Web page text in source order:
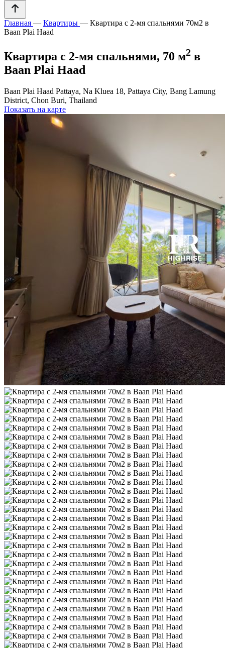
Главная — Квартиры — Квартира с 2-мя спальнями 70м2 в
Baan Plai Haad
Квартира с 2-мя спальнями, 70 м2 в
Baan Plai Haad
Baan Plai Haad Pattaya, Na Kluea 18, Pattaya City, Bang Lamung
District, Chon Buri, Thailand
Показать на карте